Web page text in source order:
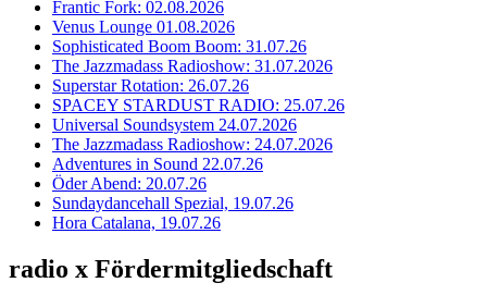
Frantic Fork: 02.08.2026
Venus Lounge 01.08.2026
Sophisticated Boom Boom: 31.07.26
The Jazzmadass Radioshow: 31.07.2026
Superstar Rotation: 26.07.26
SPACEY STARDUST RADIO: 25.07.26
Universal Soundsystem 24.07.2026
The Jazzmadass Radioshow: 24.07.2026
Adventures in Sound 22.07.26
Öder Abend: 20.07.26
Sundaydancehall Spezial, 19.07.26
Hora Catalana, 19.07.26
radio x Fördermitgliedschaft